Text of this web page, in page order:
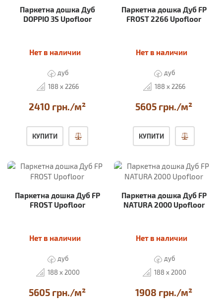
Паркетна дошка Дуб
DOPPIO 3S Upofloor
Нет в наличии
дуб
188 x 2266
2410 грн./м²
КУПИТИ
Паркетна дошка Дуб FP
FROST 2266 Upofloor
Нет в наличии
дуб
188 x 2266
5605 грн./м²
КУПИТИ
Паркетна дошка Дуб FP
FROST Upofloor
Нет в наличии
дуб
188 x 2000
5605 грн./м²
Паркетна дошка Дуб FP
NATURA 2000 Upofloor
Нет в наличии
дуб
188 x 2000
1908 грн./м²